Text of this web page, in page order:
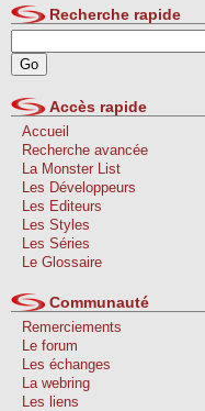
Recherche rapide
Accès rapide
Accueil
Recherche avancée
La Monster List
Les Développeurs
Les Editeurs
Les Styles
Les Séries
Le Glossaire
Communauté
Remerciements
Le forum
Les échanges
La webring
Les liens